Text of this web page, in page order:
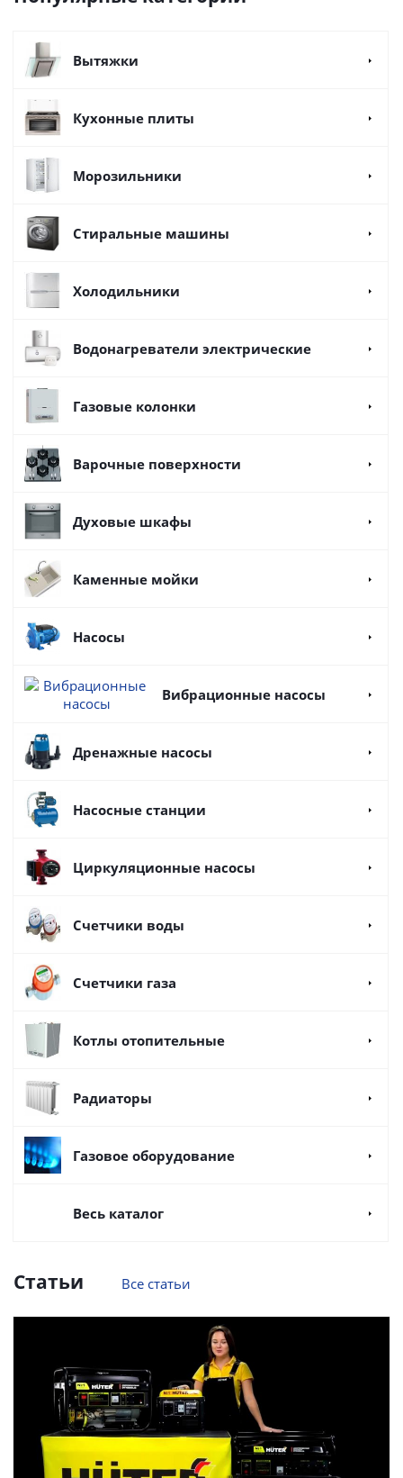
Вытяжки
Кухонные плиты
Морозильники
Стиральные машины
Холодильники
Водонагреватели электрические
Газовые колонки
Варочные поверхности
Духовые шкафы
Каменные мойки
Насосы
Вибрационные насосы
Дренажные насосы
Насосные станции
Циркуляционные насосы
Счетчики воды
Счетчики газа
Котлы отопительные
Радиаторы
Газовое оборудование
Весь каталог
Статьи Все статьи